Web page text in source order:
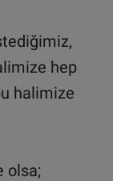
hep
halimize
olsa;